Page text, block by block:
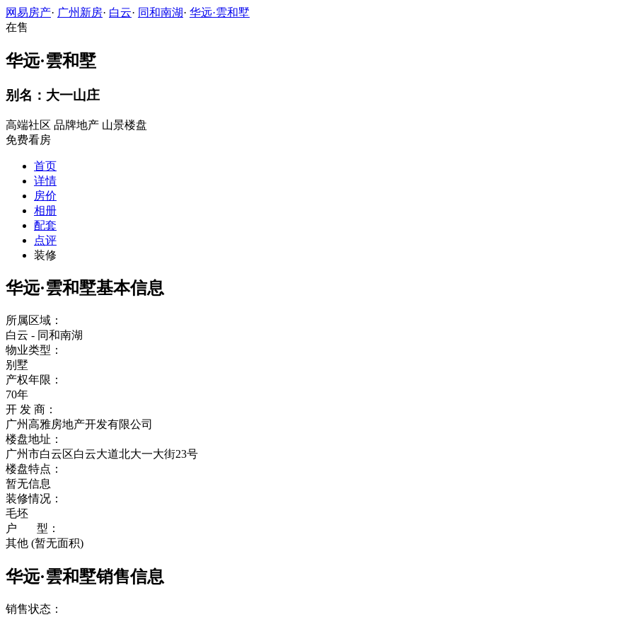
网易房产· 广州新房· 白云· 同和南湖· 华远·雲和墅
在售
华远·雲和墅
别名：大一山庄
高端社区 品牌地产 山景楼盘
免费看房
首页
详情
房价
相册
配套
点评
装修
华远·雲和墅基本信息
所属区域：
白云 - 同和南湖
物业类型：
别墅
产权年限：
70年
开 发 商：
广州高雅房地产开发有限公司
楼盘地址：
广州市白云区白云大道北大一大街23号
楼盘特点：
暂无信息
装修情况：
毛坯
户 型：
其他 (暂无面积)
华远·雲和墅销售信息
销售状态：